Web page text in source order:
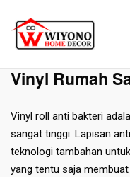
content
Beranda»Lantai Vinyl
Vinyl Rumah
Vinyl roll anti bakteri
sangat tinggi. Lapisan
teknologi tambahan
yang tentu saja